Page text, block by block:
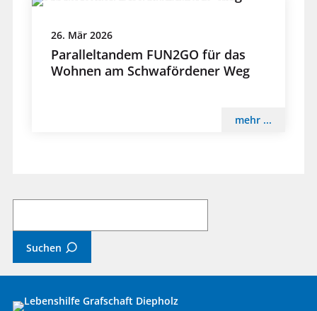
26. Mär 2026
Paralleltandem FUN2GO für das
Wohnen am Schwafördener Weg
mehr ...
suchen
Sie?
Suchen